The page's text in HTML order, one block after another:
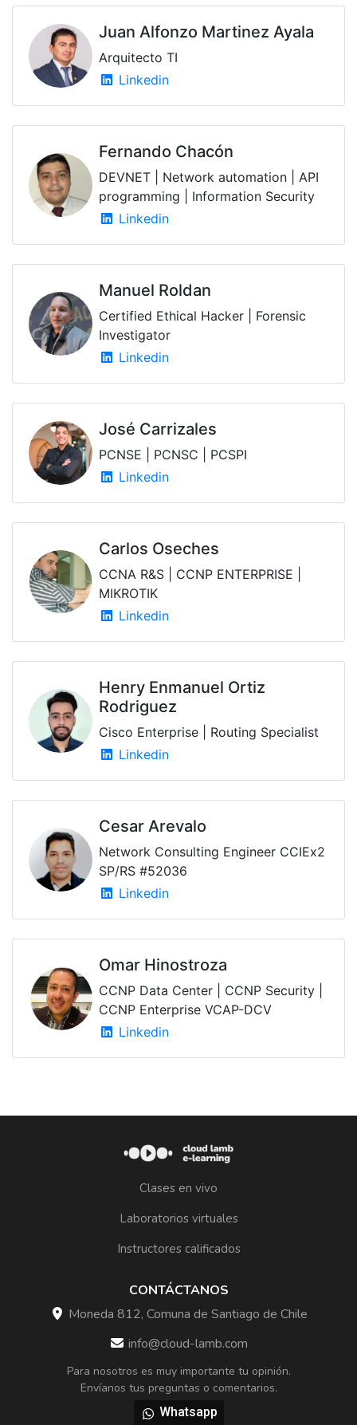
Juan Alfonzo Martinez Ayala
Arquitecto TI
Linkedin
Fernando Chacón
DEVNET | Network automation | API
programming | Information Security
Linkedin
Manuel Roldan
Certified Ethical Hacker | Forensic
Investigator
Linkedin
José Carrizales
PCNSE | PCNSC | PCSPI
Linkedin
Carlos Oseches
CCNA R&S | CCNP ENTERPRISE |
MIKROTIK
Linkedin
Henry Enmanuel Ortiz
Rodriguez
Cisco Enterprise | Routing Specialist
Linkedin
Cesar Arevalo
Network Consulting Engineer CCIEx2
SP/RS #52036
Linkedin
Omar Hinostroza
CCNP Data Center | CCNP Security |
CCNP Enterprise VCAP-DCV
Linkedin
Clases en vivo
Laboratorios virtuales
Instructores calificados
CONTÁCTANOS
Moneda 812, Comuna de Santiago de Chile
info@cloud-lamb.com
Para nosotros es muy importante tu opinión.
Envíanos tus preguntas o comentarios.
Whatsapp